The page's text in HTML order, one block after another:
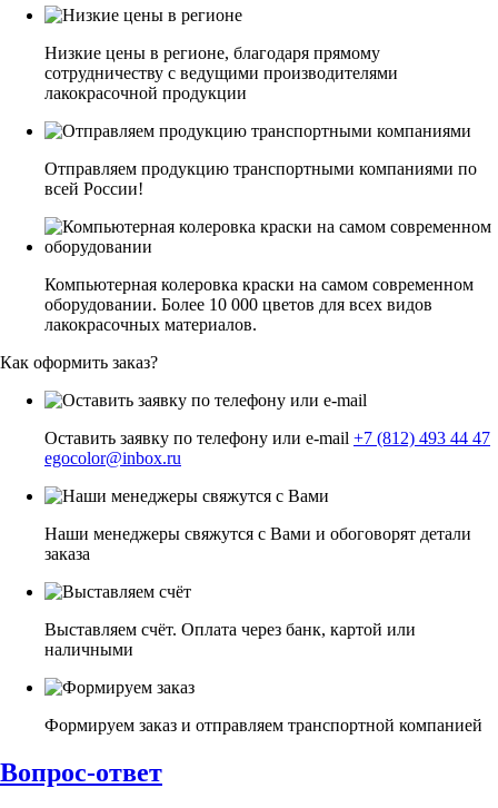
Низкие цены в регионе, благодаря прямому
сотрудничеству с ведущими производителями
лакокрасочной продукции
Отправляем продукцию транспортными компаниями по
всей России!
Компьютерная колеровка краски на самом современном
оборудовании. Более 10 000 цветов для всех видов
лакокрасочных материалов.
Как оформить заказ?
Оставить заявку по телефону или e-mail +7 (812) 493 44 47
egocolor@inbox.ru
Наши менеджеры свяжутся с Вами и обоговорят детали
заказа
Выставляем счёт. Оплата через банк, картой или
наличными
Формируем заказ и отправляем транспортной компанией
Вопрос-ответ